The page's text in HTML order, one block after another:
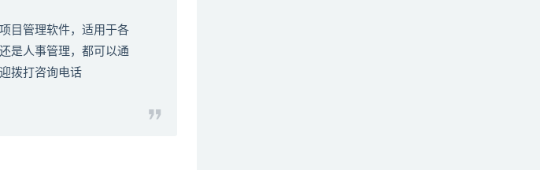
项目管理软件，适用于各
是人事管理，都可以通
拨打咨询电话